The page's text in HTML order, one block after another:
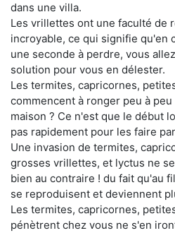
dans une villa.
Les vrillettes ont une faculté de
incroyable, ce qui signifie qu'en
une seconde à perdre, vous
solution pour vous en délester.
Les termites, capricornes,
commencent à ronger peu à
maison ? Ce n'est que le début
pas rapidement pour les faire
Une invasion de termites,
grosses vrillettes, et lyctus ne
bien au contraire ! du fait qu'au
se reproduisent et deviennent
Les termites, capricornes,
pénètrent chez vous ne s'en